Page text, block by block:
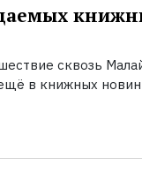
сквозь
в книжных